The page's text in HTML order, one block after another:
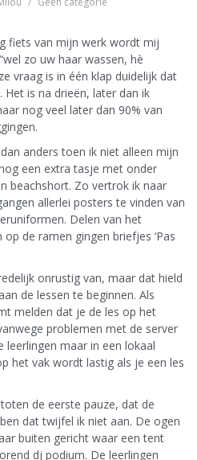
fiets van mijn werk wordt mij
zo uw haar wassen, hè
vraag is in één klap duidelijk dat
is na drieën, later dan ik
nog veel later dan 90% van
anders toen ik niet alleen mijn
een extra tasje met onder
beachshort. Zo vertrok ik naar
allerlei posters te vinden van
Delen van het
de ramen gingen briefjes ‘Pas
onrustig van, maar dat hield
de lessen te beginnen. Als
melden dat je de les op het
problemen met de server
leerlingen maar in een lokaal
het vak wordt lastig als je een les
de eerste pauze, dat de
dat twijfel ik niet aan. De ogen
buiten gericht waar een tent
dj podium. De leerlingen